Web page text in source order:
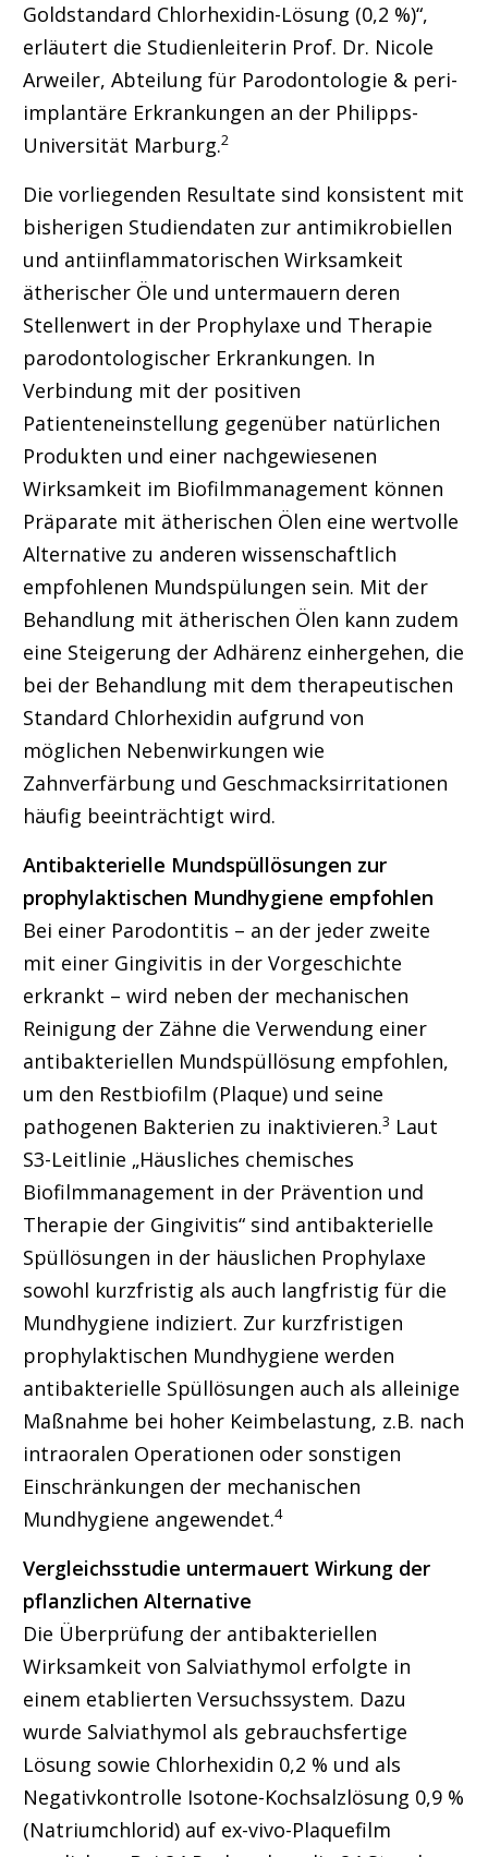
Goldstandard Chlorhexidin-Lösung (0,2 %)“,
erläutert die Studienleiterin Prof. Dr. Nicole
Arweiler, Abteilung für Parodontologie & peri-
implantäre Erkrankungen an der Philipps-
Universität Marburg.2
Die vorliegenden Resultate sind konsistent mit
bisherigen Studiendaten zur antimikrobiellen
und antiinflammatorischen Wirksamkeit
ätherischer Öle und untermauern deren
Stellenwert in der Prophylaxe und Therapie
parodontologischer Erkrankungen. In
Verbindung mit der positiven
Patienteneinstellung gegenüber natürlichen
Produkten und einer nachgewiesenen
Wirksamkeit im Biofilmmanagement können
Präparate mit ätherischen Ölen eine wertvolle
Alternative zu anderen wissenschaftlich
empfohlenen Mundspülungen sein. Mit der
Behandlung mit ätherischen Ölen kann zudem
eine Steigerung der Adhärenz einhergehen, die
bei der Behandlung mit dem therapeutischen
Standard Chlorhexidin aufgrund von
möglichen Nebenwirkungen wie
Zahnverfärbung und Geschmacksirritationen
häufig beeinträchtigt wird.
Antibakterielle Mundspüllösungen zur
prophylaktischen Mundhygiene empfohlen
Bei einer Parodontitis – an der jeder zweite
mit einer Gingivitis in der Vorgeschichte
erkrankt – wird neben der mechanischen
Reinigung der Zähne die Verwendung einer
antibakteriellen Mundspüllösung empfohlen,
um den Restbiofilm (Plaque) und seine
pathogenen Bakterien zu inaktivieren.3 Laut
S3-Leitlinie „Häusliches chemisches
Biofilmmanagement in der Prävention und
Therapie der Gingivitis“ sind antibakterielle
Spüllösungen in der häuslichen Prophylaxe
sowohl kurzfristig als auch langfristig für die
Mundhygiene indiziert. Zur kurzfristigen
prophylaktischen Mundhygiene werden
antibakterielle Spüllösungen auch als alleinige
Maßnahme bei hoher Keimbelastung, z.B. nach
intraoralen Operationen oder sonstigen
Einschränkungen der mechanischen
Mundhygiene angewendet.4
Vergleichsstudie untermauert Wirkung der
pflanzlichen Alternative
Die Überprüfung der antibakteriellen
Wirksamkeit von Salviathymol erfolgte in
einem etablierten Versuchssystem. Dazu
wurde Salviathymol als gebrauchsfertige
Lösung sowie Chlorhexidin 0,2 % und als
Negativkontrolle Isotone-Kochsalzlösung 0,9 %
(Natriumchlorid) auf ex-vivo-Plaquefilm